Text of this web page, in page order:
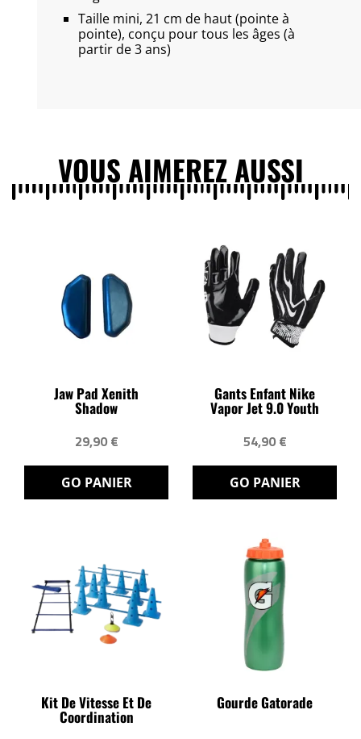
Taille mini, 21 cm de haut (pointe à
pointe), conçu pour tous les âges (à
partir de 3 ans)
VOUS AIMEREZ AUSSI
Jaw Pad Xenith
Shadow
29,90 €
GO PANIER
Gants Enfant Nike
Vapor Jet 9.0 Youth
54,90 €
GO PANIER
Kit De Vitesse Et De
Coordination
Gourde Gatorade